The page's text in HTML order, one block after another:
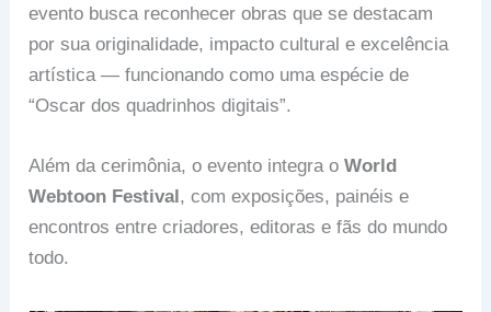
evento busca reconhecer obras que se destacam
por sua originalidade, impacto cultural e excelência
artística — funcionando como uma espécie de
“Oscar dos quadrinhos digitais”.
Além da cerimônia, o evento integra oWorld
Webtoon Festival, com exposições, painéis e
encontros entre criadores, editoras e fãs do mundo
todo.